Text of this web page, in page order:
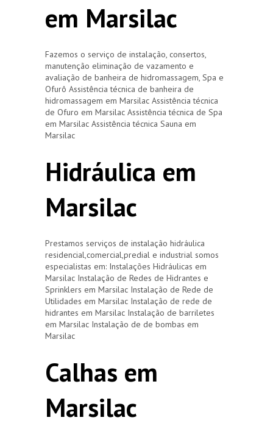
em Marsilac
Fazemos o serviço de instalação, consertos,
manutenção eliminação de vazamento e
avaliação de banheira de hidromassagem, Spa e
Ofurô Assistência técnica de banheira de
hidromassagem em Marsilac Assistência técnica
de Ofuro em Marsilac Assistência técnica de Spa
em Marsilac Assistência técnica Sauna em
Marsilac
Hidráulica em
Marsilac
Prestamos serviços de instalação hidráulica
residencial,comercial,predial e industrial somos
especialistas em: Instalações Hidráulicas em
Marsilac Instalação de Redes de Hidrantes e
Sprinklers em Marsilac Instalação de Rede de
Utilidades em Marsilac Instalação de rede de
hidrantes em Marsilac Instalação de barriletes
em Marsilac Instalação de de bombas em
Marsilac
Calhas em
Marsilac